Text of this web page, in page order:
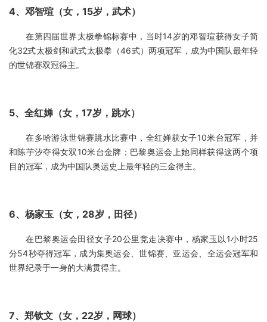
4、邓智瑄（女，15岁，武术）
在第四届世界太极拳锦标赛中，当时14岁的邓智瑄获得女子简
化32式太极剑和武式太极拳（46式）两项冠军，成为中国队最年轻
的世锦赛双冠得主。
5、全红婵（女，17岁，跳水）
在多哈游泳世锦赛跳水比赛中，全红婵获女子10米台冠军，并
和陈芋汐夺得女双10米台金牌；巴黎奥运会上她同样获得这两个项
目的冠军，成为中国队奥运史上最年轻的三金得主。
6、杨家玉（女，28岁，田径）
在巴黎奥运会田径女子20公里竞走决赛中，杨家玉以1小时25
分54秒夺得冠军，成为集奥运会、世锦赛、亚运会、全运会冠军和
世界纪录于一身的大满贯得主。
7、郑钦文（女，22岁，网球）